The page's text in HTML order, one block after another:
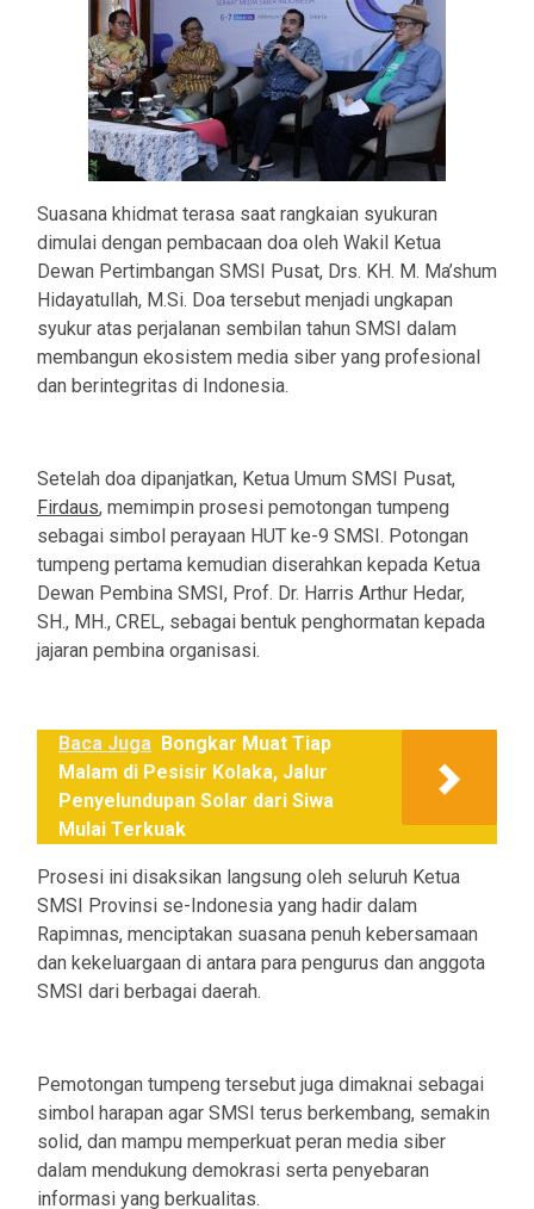
Suasana khidmat terasa saat rangkaian syukuran
dimulai dengan pembacaan doa oleh Wakil Ketua
Dewan Pertimbangan SMSI Pusat, Drs. KH. M. Ma’shum
Hidayatullah, M.Si. Doa tersebut menjadi ungkapan
syukur atas perjalanan sembilan tahun SMSI dalam
membangun ekosistem media siber yang profesional
dan berintegritas di Indonesia.
Setelah doa dipanjatkan, Ketua Umum SMSI Pusat,
Firdaus, memimpin prosesi pemotongan tumpeng
sebagai simbol perayaan HUT ke-9 SMSI. Potongan
tumpeng pertama kemudian diserahkan kepada Ketua
Dewan Pembina SMSI, Prof. Dr. Harris Arthur Hedar,
SH., MH., CREL, sebagai bentuk penghormatan kepada
jajaran pembina organisasi.
Baca Juga Bongkar Muat Tiap
Malam di Pesisir Kolaka, Jalur
Penyelundupan Solar dari Siwa
Mulai Terkuak
Prosesi ini disaksikan langsung oleh seluruh Ketua
SMSI Provinsi se-Indonesia yang hadir dalam
Rapimnas, menciptakan suasana penuh kebersamaan
dan kekeluargaan di antara para pengurus dan anggota
SMSI dari berbagai daerah.
Pemotongan tumpeng tersebut juga dimaknai sebagai
simbol harapan agar SMSI terus berkembang, semakin
solid, dan mampu memperkuat peran media siber
dalam mendukung demokrasi serta penyebaran
informasi yang berkualitas.